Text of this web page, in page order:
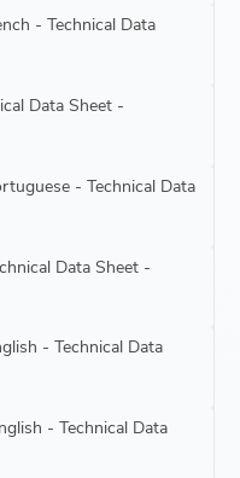
- Technical Data
Data Sheet -
- Technical Data
Data Sheet -
- Technical Data
- Technical Data